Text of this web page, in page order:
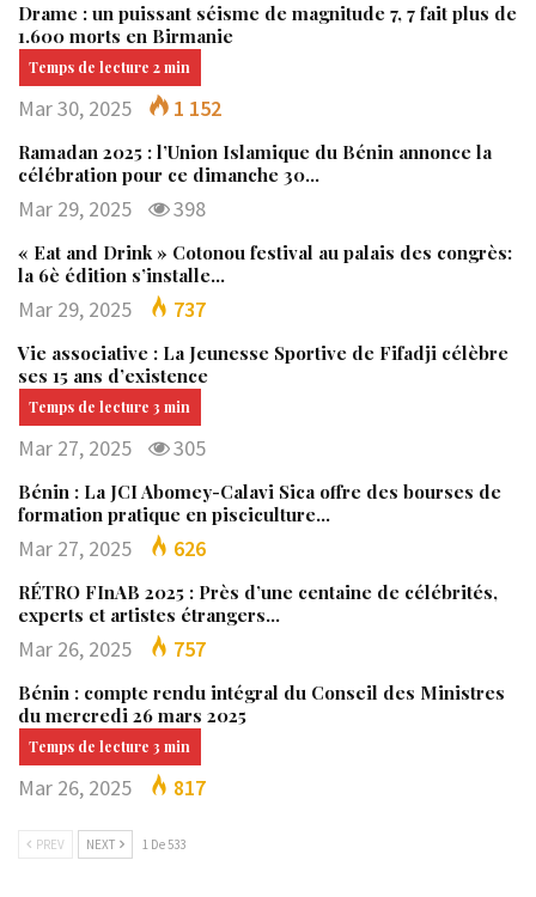
Drame : un puissant séisme de magnitude 7, 7 fait plus de
1.600 morts en Birmanie
Mar 30, 2025 1 152
Ramadan 2025 : l’Union Islamique du Bénin annonce la
célébration pour ce dimanche 30…
Mar 29, 2025 398
« Eat and Drink » Cotonou festival au palais des congrès:
la 6è édition s’installe…
Mar 29, 2025 737
Vie associative : La Jeunesse Sportive de Fifadji célèbre
ses 15 ans d’existence
Mar 27, 2025 305
Bénin : La JCI Abomey-Calavi Sica offre des bourses de
formation pratique en pisciculture…
Mar 27, 2025 626
RÉTRO FInAB 2025 : Près d’une centaine de célébrités,
experts et artistes étrangers…
Mar 26, 2025 757
Bénin : compte rendu intégral du Conseil des Ministres
du mercredi 26 mars 2025
Mar 26, 2025 817
PREV NEXT 1 De 533